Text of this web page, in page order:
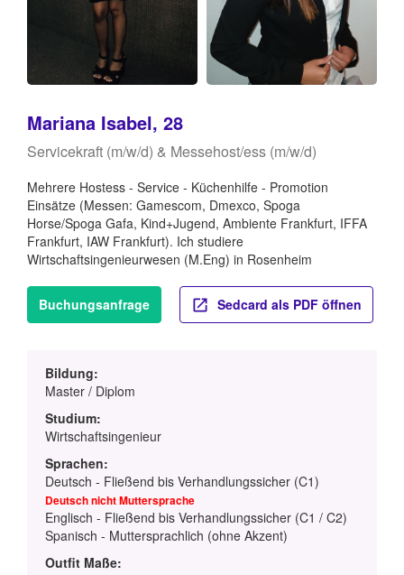
Mariana Isabel, 28
Servicekraft (m/w/d) & Messehost/ess (m/w/d)
Mehrere Hostess - Service - Küchenhilfe - Promotion
Einsätze (Messen: Gamescom, Dmexco, Spoga
Horse/Spoga Gafa, Kind+Jugend, Ambiente Frankfurt, IFFA
Frankfurt, IAW Frankfurt). Ich studiere
Wirtschaftsingenieurwesen (M.Eng) in Rosenheim
Buchungsanfrage Sedcard als PDF öffnen
Bildung:
Master / Diplom
Studium:
Wirtschaftsingenieur
Sprachen:
Deutsch - Fließend bis Verhandlungssicher (C1)
Deutsch nicht Muttersprache
Englisch - Fließend bis Verhandlungssicher (C1 / C2)
Spanisch - Muttersprachlich (ohne Akzent)
Outfit Maße: